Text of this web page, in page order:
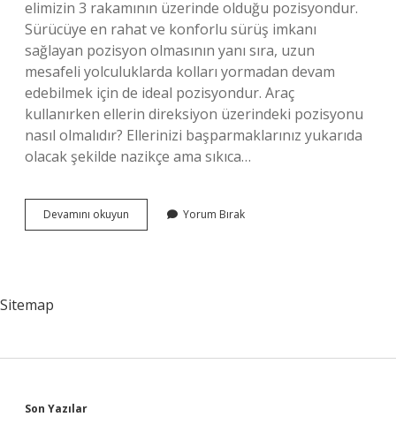
elimizin 3 rakamının üzerinde olduğu pozisyondur.
Sürücüye en rahat ve konforlu sürüş imkanı
sağlayan pozisyon olmasının yanı sıra, uzun
mesafeli yolculuklarda kolları yormadan devam
edebilmek için de ideal pozisyondur. Araç
kullanırken ellerin direksiyon üzerindeki pozisyonu
nasıl olmalıdır? Ellerinizi başparmaklarınız yukarıda
olacak şekilde nazikçe ama sıkıca…
Devamını okuyun
Kullanırken
Yorum Bırak
Sitemap
Sidebar
Son Yazılar